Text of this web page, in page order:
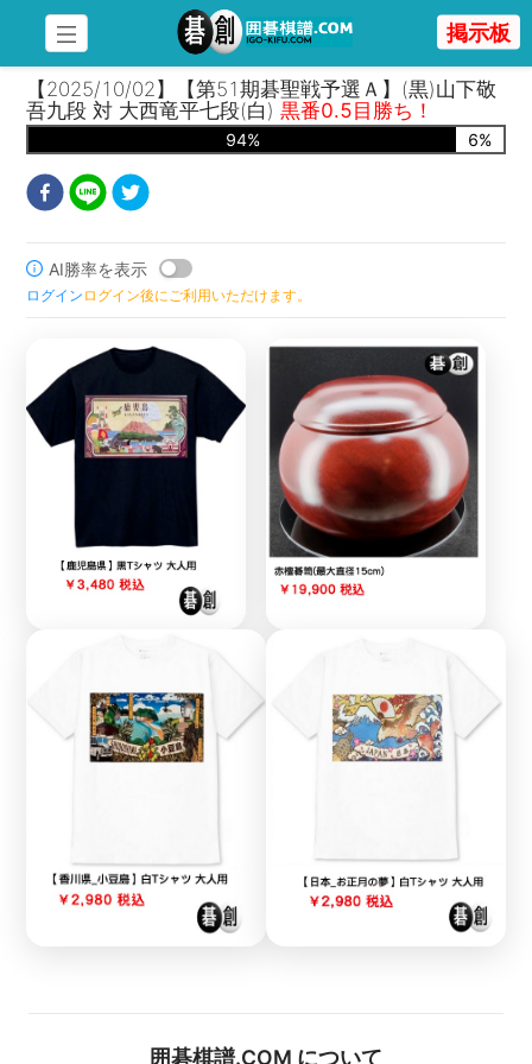
掲示板
【2025/10/02】【第51期碁聖戦予選Ａ】(黒)山下敬
吾九段 対 大西竜平七段(白)黒番0.5目勝ち！
94% 6%
AI勝率を表示
ログイン ログイン後にご利用いただけます。
囲碁棋譜.COM について